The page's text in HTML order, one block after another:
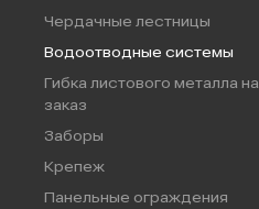
Чердачные лестницы
Водоотводные системы
Гибка листового металла на
заказ
Заборы
Крепеж
Панельные ограждения